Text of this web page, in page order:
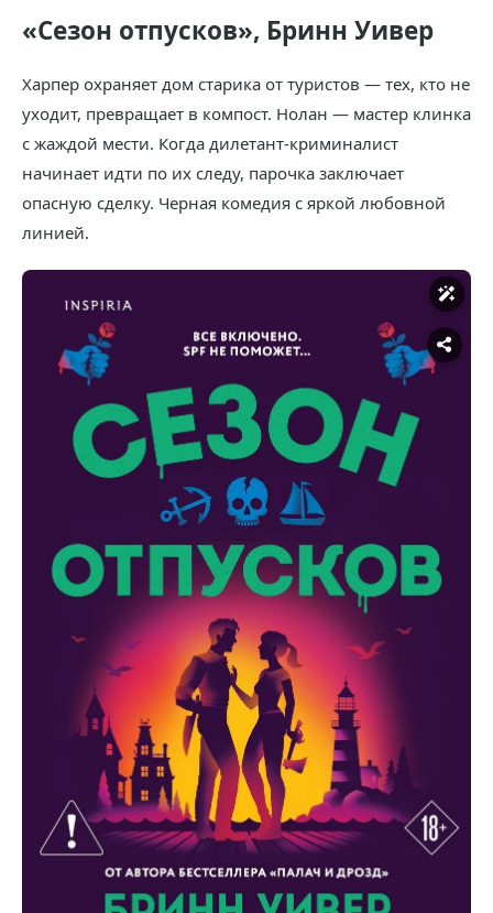
«Сезон отпусков», Бринн Уивер
Харпер охраняет дом старика от туристов — тех, кто не
уходит, превращает в компост. Нолан — мастер клинка
с жаждой мести. Когда дилетант-криминалист
начинает идти по их следу, парочка заключает
опасную сделку. Черная комедия с яркой любовной
линией.